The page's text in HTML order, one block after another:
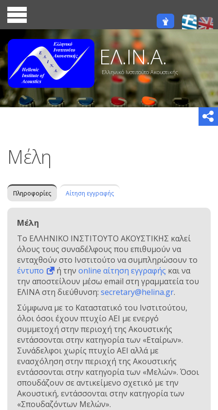
ΕΛ.ΙΝ.Α.
Ελληνικό Ινστιτούτο Ακουστικής
Μέλη
Πληροφορίες Αίτηση εγγραφής
Μέλη
Το ΕΛΛΗΝΙΚΟ ΙΝΣΤΙΤΟΥΤΟ ΑΚΟΥΣΤΙΚΗΣ καλεί
όλους τους συναδέλφους που επιθυμούν να
ενταχθούν στο Ινστιτούτο να συμπληρώσουν το
έντυπο
ή την online αίτηση εγγραφής και να
την αποστείλουν μέσω email στη γραμματεία του
ΕΛΙΝΑ στη διεύθυνση: secretary@helina.gr.
Σύμφωνα με το Καταστατικό του Ινστιτούτου,
όλοι όσοι έχουν πτυχίο ΑΕΙ με ενεργό
συμμετοχή στην περιοχή της Ακουστικής
εντάσσονται στην κατηγορία των «Εταίρων».
Συνάδελφοι χωρίς πτυχίο ΑΕΙ αλλά με
ενασχόληση στην περιοχή της Ακουστικής
εντάσσονται στην κατηγορία των «Μελών». Όσοι
σπουδάζουν σε αντικείμενο σχετικό με την
Ακουστική, εντάσσονται στην κατηγορία των
«Σπουδαζόντων Μελών».